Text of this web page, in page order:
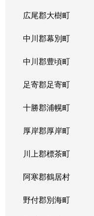
広尾郡大樹町
中川郡幕別町
中川郡豊頃町
足寄郡足寄町
十勝郡浦幌町
厚岸郡厚岸町
川上郡標茶町
阿寒郡鶴居村
野付郡別海町